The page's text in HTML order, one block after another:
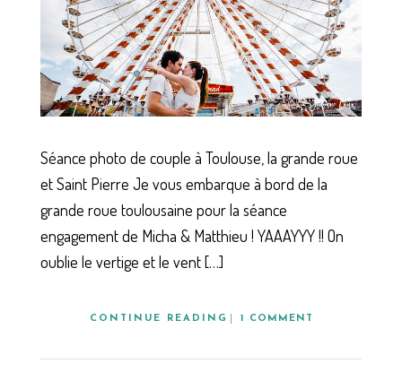
Séance photo de couple à Toulouse, la grande roue
et Saint Pierre Je vous embarque à bord de la
grande roue toulousaine pour la séance
engagement de Micha & Matthieu ! YAAAYYY !! On
oublie le vertige et le vent […]
CONTINUE READING 1 COMMENT